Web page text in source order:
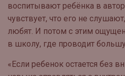
воспитывают ребёнка в
чувствует, что его не
любят. И потом с этим
в школу, где проводит
«Если ребенок остается без